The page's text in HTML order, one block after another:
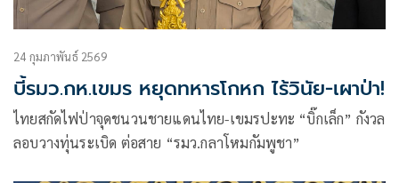
24 กุมภาพันธ์ 2569
บี้รมว.กห.เขมร หยุดทหารโกหก ไร้วินัย-เผาป่า!
ไทยสกัดไฟป่าจุดชนวนชายแดนไทย-เขมรปะทะ “บิ๊กเล็ก” กังวล
ลอบวางทุ่นระเบิด ต่อสาย “รมว.กลาโหมกัมพูชา”